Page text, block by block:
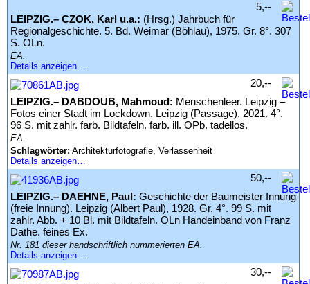
LEIPZIG.– CZOK, Karl u.a.: (Hrsg.) Jahrbuch für
Regionalgeschichte. 5. Bd. Weimar (Böhlau), 1975. Gr. 8°. 307
S. OLn.
EA.
Details anzeigen…
5,--
LEIPZIG.– DABDOUB, Mahmoud: Menschenleer. Leipzig –
Fotos einer Stadt im Lockdown. Leipzig (Passage), 2021. 4°.
96 S. mit zahlr. farb. Bildtafeln. farb. ill. OPb. tadellos.
EA.
Schlagwörter: Architekturfotografie, Verlassenheit
Details anzeigen…
20,--
LEIPZIG.– DAEHNE, Paul: Geschichte der Baumeister Innung
(freie Innung). Leipzig (Albert Paul), 1928. Gr. 4°. 99 S. mit
zahlr. Abb. + 10 Bl. mit Bildtafeln. OLn Handeinband von Franz
Dathe. feines Ex.
Nr. 181 dieser handschriftlich nummerierten EA.
Details anzeigen…
50,--
30,--